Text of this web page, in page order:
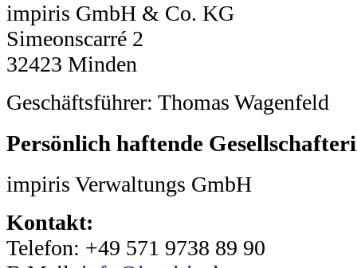
impiris GmbH & Co. KG
Simeonscarré 2
32423 Minden
Geschäftsführer: Thomas Wagenfeld
Persönlich haftende
impiris Verwaltungs GmbH
Kontakt:
Telefon: +49 571 9738 89 90